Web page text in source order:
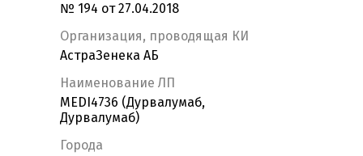
№ 194 от 27.04.2018
Организация, проводящая КИ
АстраЗенека АБ
Наименование ЛП
MEDI4736 (Дурвалумаб,
Дурвалумаб)
Города